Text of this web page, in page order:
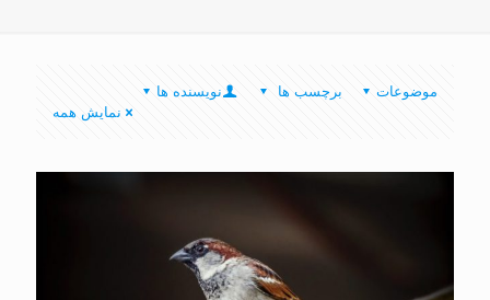
موضوعات برچسب ها
نویسنده ها
نمایش همه